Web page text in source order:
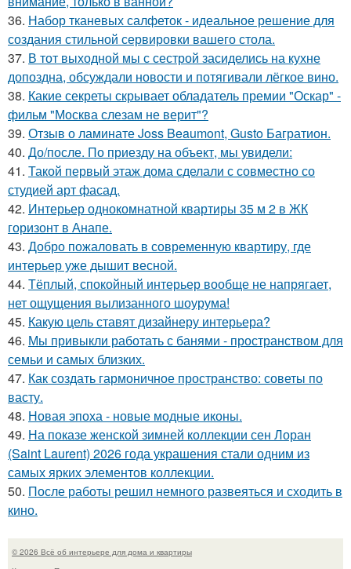
36. Набор тканевых салфеток - идеальное решение для
создания стильной сервировки вашего стола.
37. В тот выходной мы с сестрой засиделись на кухне
допоздна, обсуждали новости и потягивали лёгкое вино.
38. Какие секреты скрывает обладатель премии "Оскар" -
фильм "Москва слезам не верит"?
39. Отзыв о ламинате Joss Beaumont, Gusto Багратион.
40. До/после. По приезду на объект, мы увидели:
41. Такой первый этаж дома сделали с совместно со
студией арт фасад.
42. Интерьер однокомнатной квартиры 35 м 2 в ЖК
горизонт в Анапе.
43. Добро пожаловать в современную квартиру, где
интерьер уже дышит весной.
44. Тёплый, спокойный интерьер вообще не напрягает,
нет ощущения вылизанного шоурума!
45. Какую цель ставят дизайнеру интерьера?
46. Мы привыкли работать с банями - пространством для
семьи и самых близких.
47. Как создать гармоничное пространство: советы по
васту.
48. Новая эпоха - новые модные иконы.
49. На показе женской зимней коллекции сен Лоран
(Saint Laurent) 2026 года украшения стали одним из
самых ярких элементов коллекции.
50. После работы решил немного развеяться и сходить в
кино.
© 2026 Всё об интерьере для дома и квартиры